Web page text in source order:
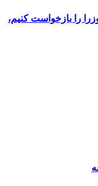
را بازخواست کنیم،